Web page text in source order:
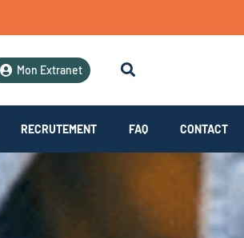
Mon Extranet
RECRUTEMENT FAQ CONTACT